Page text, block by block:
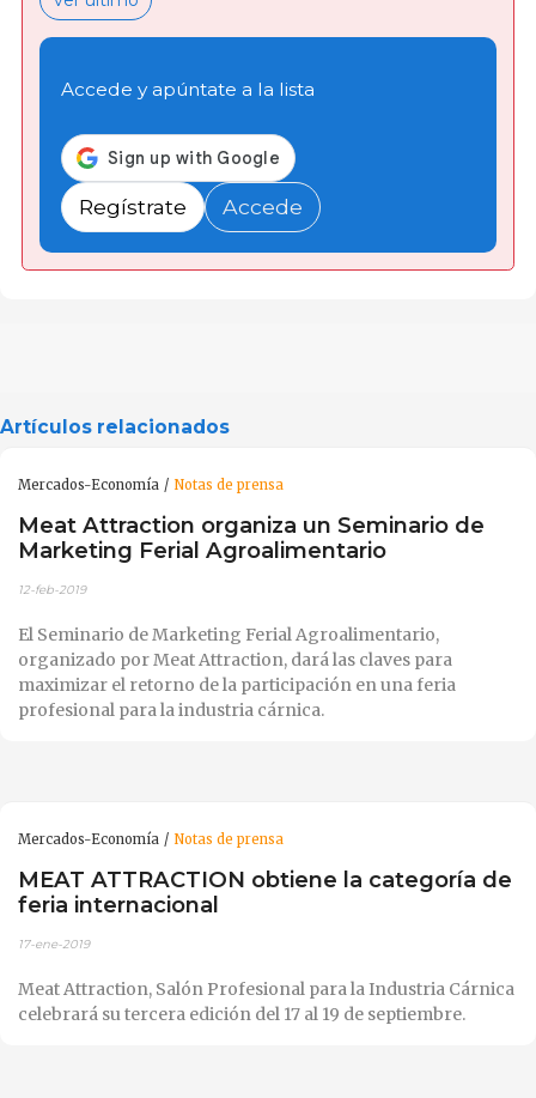
Accede y apúntate a la lista
Regístrate Accede
Artículos relacionados
Mercados-Economía Notas de prensa
Meat Attraction organiza un Seminario de
Marketing Ferial Agroalimentario
12-feb-2019
El Seminario de Marketing Ferial Agroalimentario,
organizado por Meat Attraction, dará las claves para
maximizar el retorno de la participación en una feria
profesional para la industria cárnica.
Mercados-Economía Notas de prensa
MEAT ATTRACTION obtiene la categoría de
feria internacional
17-ene-2019
Meat Attraction, Salón Profesional para la Industria Cárnica
celebrará su tercera edición del 17 al 19 de septiembre.